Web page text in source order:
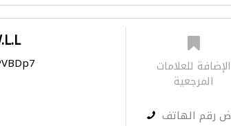
الإضافة للعلامات
المرجعية
رقم الهاتف